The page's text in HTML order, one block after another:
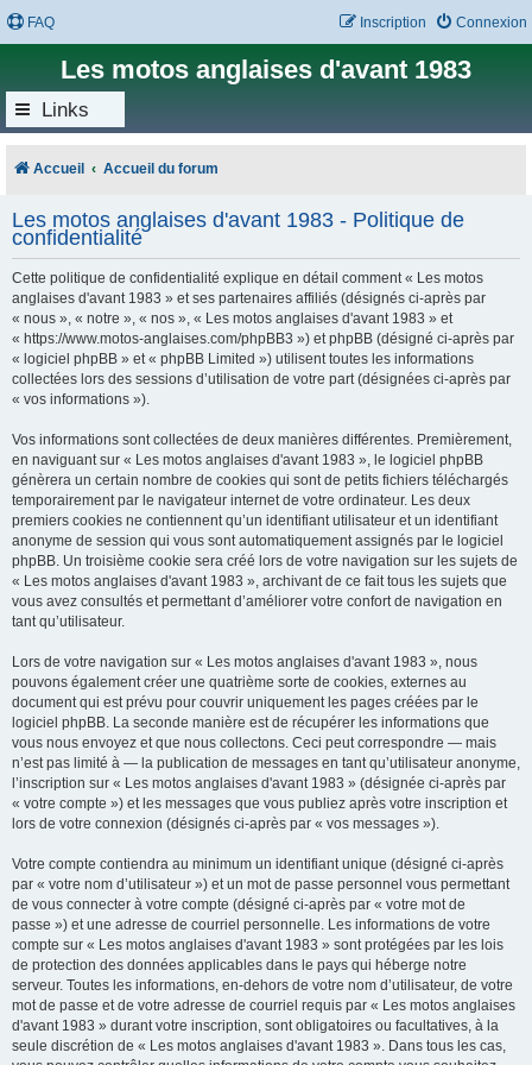
FAQ Connexion
Inscription
Les motos anglaises d'avant 1983
Links
Accueil Accueil du forum
Les motos anglaises d'avant 1983 - Politique de
confidentialité
Cette politique de confidentialité explique en détail comment « Les motos
anglaises d'avant 1983 » et ses partenaires affiliés (désignés ci-après par
« nous », « notre », « nos », « Les motos anglaises d'avant 1983 » et
« https://www.motos-anglaises.com/phpBB3 ») et phpBB (désigné ci-après par
« logiciel phpBB » et « phpBB Limited ») utilisent toutes les informations
collectées lors des sessions d’utilisation de votre part (désignées ci-après par
« vos informations »).
Vos informations sont collectées de deux manières différentes. Premièrement,
en naviguant sur « Les motos anglaises d'avant 1983 », le logiciel phpBB
génèrera un certain nombre de cookies qui sont de petits fichiers téléchargés
temporairement par le navigateur internet de votre ordinateur. Les deux
premiers cookies ne contiennent qu’un identifiant utilisateur et un identifiant
anonyme de session qui vous sont automatiquement assignés par le logiciel
phpBB. Un troisième cookie sera créé lors de votre navigation sur les sujets de
« Les motos anglaises d'avant 1983 », archivant de ce fait tous les sujets que
vous avez consultés et permettant d’améliorer votre confort de navigation en
tant qu’utilisateur.
Lors de votre navigation sur « Les motos anglaises d'avant 1983 », nous
pouvons également créer une quatrième sorte de cookies, externes au
document qui est prévu pour couvrir uniquement les pages créées par le
logiciel phpBB. La seconde manière est de récupérer les informations que
vous nous envoyez et que nous collectons. Ceci peut correspondre — mais
n’est pas limité à — la publication de messages en tant qu’utilisateur anonyme,
l’inscription sur « Les motos anglaises d'avant 1983 » (désignée ci-après par
« votre compte ») et les messages que vous publiez après votre inscription et
lors de votre connexion (désignés ci-après par « vos messages »).
Votre compte contiendra au minimum un identifiant unique (désigné ci-après
par « votre nom d’utilisateur ») et un mot de passe personnel vous permettant
de vous connecter à votre compte (désigné ci-après par « votre mot de
passe ») et une adresse de courriel personnelle. Les informations de votre
compte sur « Les motos anglaises d'avant 1983 » sont protégées par les lois
de protection des données applicables dans le pays qui héberge notre
serveur. Toutes les informations, en-dehors de votre nom d’utilisateur, de votre
mot de passe et de votre adresse de courriel requis par « Les motos anglaises
d'avant 1983 » durant votre inscription, sont obligatoires ou facultatives, à la
seule discrétion de « Les motos anglaises d'avant 1983 ». Dans tous les cas,